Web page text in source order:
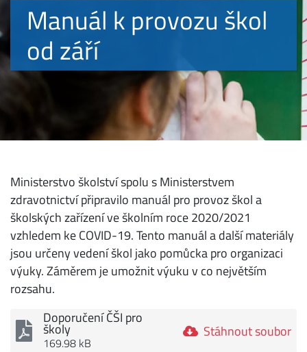
Manuál k provozu škol
od září
Ministerstvo školství spolu s Ministerstvem
zdravotnictví připravilo manuál pro provoz škol a
školských zařízení ve školním roce 2020/2021
vzhledem ke COVID-19. Tento manuál a další materiály
jsou určeny vedení škol jako pomůcka pro organizaci
výuky. Záměrem je umožnit výuku v co největším
rozsahu.
Doporučení ČŠI pro
školy
169.98 kB
Stáhnout soubor